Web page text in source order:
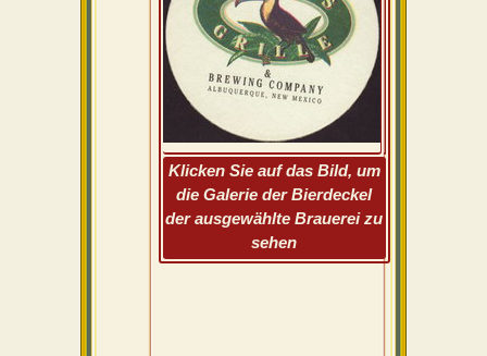
Klicken Sie auf das Bild, um
die Galerie der Bierdeckel
der ausgewählte Brauerei zu
sehen